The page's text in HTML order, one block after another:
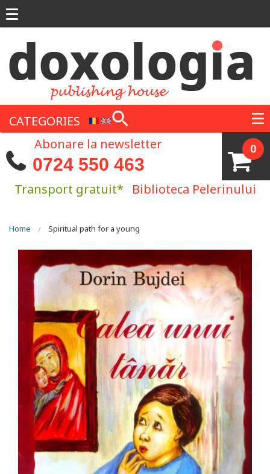
CATEGORIES
0
Abonare la newsletter
0724 550 463
Transport gratuit* Biblioteca Pelerinului
You are here
Home Spiritual path for a young